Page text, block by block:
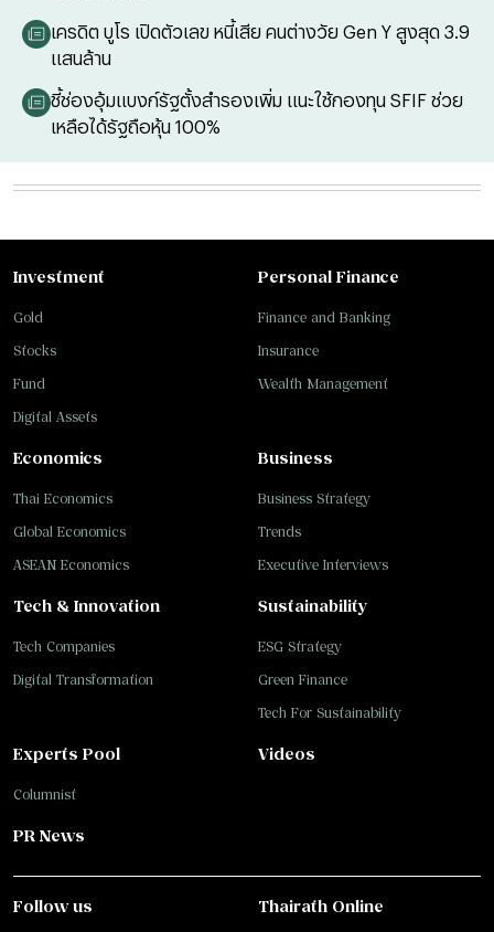
เครดิต บูโร เปิดตัวเลข หนี้เสีย คนต่างวัย Gen Y สูงสุด 3.9
แสนล้าน
ชี้ช่องอุ้มแบงก์รัฐตั้งสำรองเพิ่ม แนะใช้กองทุน SFIF ช่วย
เหลือได้รัฐถือหุ้น 100%
Investment
Gold
Stocks
Fund
Digital Assets
Personal Finance
Finance and Banking
Insurance
Wealth Management
Business
Business Strategy
Trends
Executive Interviews
Tech & Innovation
Tech Companies
Digital Transformation
Sustainability
ESG Strategy
Green Finance
Tech For Sustainability
Economics
Thai Economics
Global Economics
ASEAN Economics
Experts Pool
Columnist
Videos
PR News
Follow us Thairath Online